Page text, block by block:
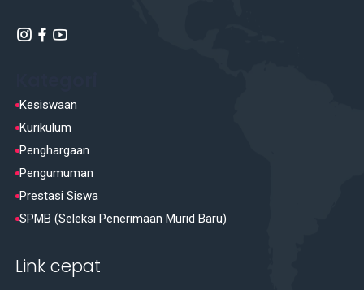
Kesiswaan
Kurikulum
Penghargaan
Pengumuman
Prestasi Siswa
SPMB (Seleksi Penerimaan Murid Baru)
Link cepat